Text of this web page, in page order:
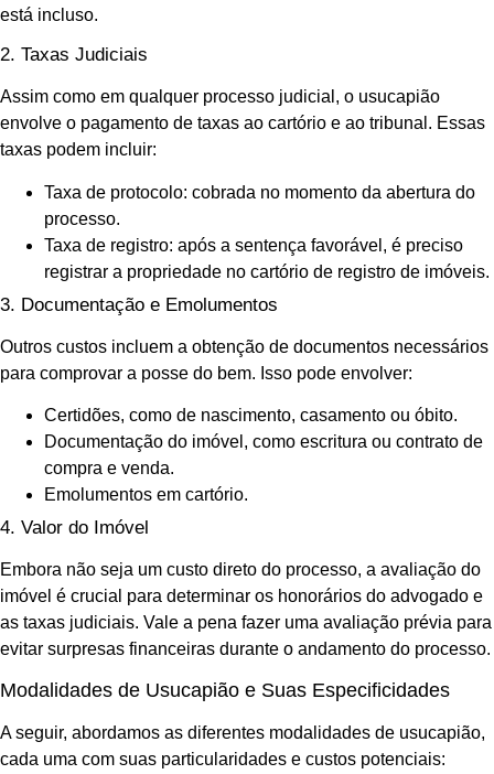
está incluso.
2. Taxas Judiciais
Assim como em qualquer processo judicial, o usucapião
envolve o pagamento de taxas ao cartório e ao tribunal. Essas
taxas podem incluir:
Taxa de protocolo: cobrada no momento da abertura do
processo.
Taxa de registro: após a sentença favorável, é preciso
registrar a propriedade no cartório de registro de imóveis.
3. Documentação e Emolumentos
Outros custos incluem a obtenção de documentos necessários
para comprovar a posse do bem. Isso pode envolver:
Certidões, como de nascimento, casamento ou óbito.
Documentação do imóvel, como escritura ou contrato de
compra e venda.
Emolumentos em cartório.
4. Valor do Imóvel
Embora não seja um custo direto do processo, a avaliação do
imóvel é crucial para determinar os honorários do advogado e
as taxas judiciais. Vale a pena fazer uma avaliação prévia para
evitar surpresas financeiras durante o andamento do processo.
Modalidades de Usucapião e Suas Especificidades
A seguir, abordamos as diferentes modalidades de usucapião,
cada uma com suas particularidades e custos potenciais: